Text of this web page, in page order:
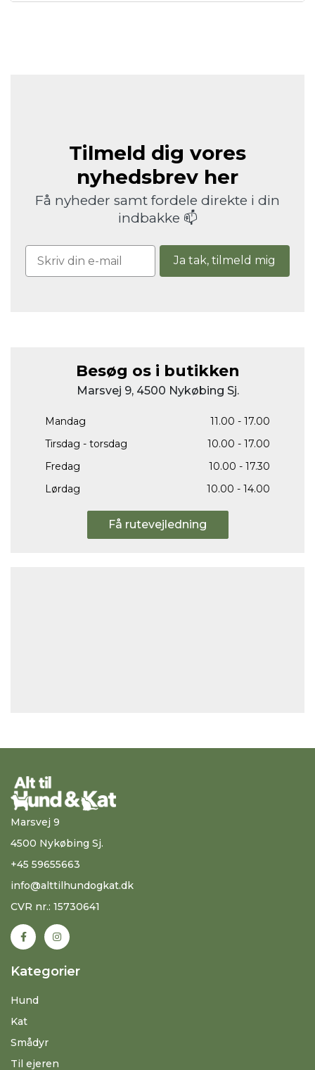
Tilmeld dig vores
nyhedsbrev her
Få nyheder samt fordele direkte i din
indbakke 📫
Ja tak, tilmeld mig
Besøg os i butikken
Marsvej 9, 4500 Nykøbing Sj.
Mandag
11.00 - 17.00
Tirsdag - torsdag
10.00 - 17.00
Fredag
10.00 - 17.30
Lørdag
10.00 - 14.00
Få rutevejledning
Marsvej 9
4500 Nykøbing Sj.
+45 59655663
info@alttilhundogkat.dk
CVR nr.: 15730641
Kategorier
Hund
Kat
Smådyr
Til ejeren